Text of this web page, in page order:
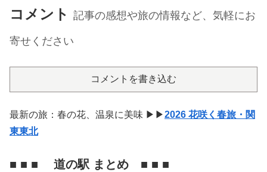
コメント 記事の感想や旅の情報など、気軽にお
寄せください
コメントを書き込む
最新の旅：春の花、温泉に美味 ▶▶2026 花咲く春旅・関
東東北
■ ■ ■ 道の駅 まとめ ■ ■ ■